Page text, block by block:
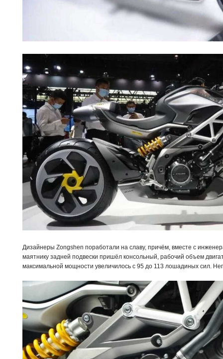
Дизайнеры Zongshen поработали на славу, причём, вместе с
маятнику задней подвески пришёл консольный, рабочий объем
максимальной мощности увеличилось с 95 до 113 лошадиных сил.